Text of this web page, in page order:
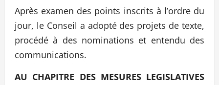
Après examen des points inscrits à l’ordre du
jour, le Conseil a adopté des projets de texte,
procédé à des nominations et entendu des
communications.
AU CHAPITRE DES MESURES LEGISLATIVES